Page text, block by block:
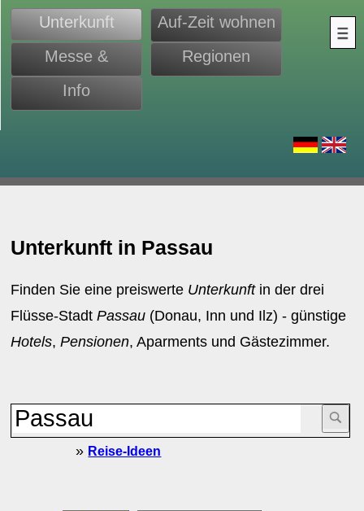
Unterkunft
Auf-Zeit wohnen
Messe &
Monteure
Regionen
Info
Unterkunft in Passau
Finden Sie eine preiswerte Unterkunftin der drei
Flüsse-StadtPassau (Donau, Inn und Ilz) - günstige
Hotels,Pensionen, Aparments und Gästezimmer.
» Reise-Ideen